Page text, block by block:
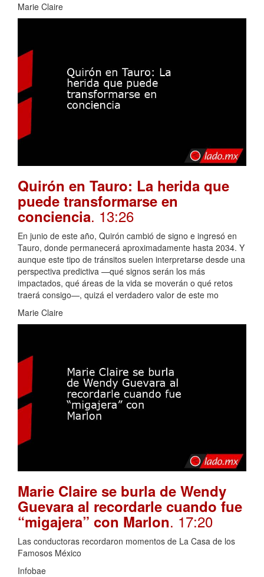
Marie Claire
Quirón en Tauro: La herida que
puede transformarse en
conciencia. 13:26
En junio de este año, Quirón cambió de signo e ingresó en
Tauro, donde permanecerá aproximadamente hasta 2034. Y
aunque este tipo de tránsitos suelen interpretarse desde una
perspectiva predictiva —qué signos serán los más
impactados, qué áreas de la vida se moverán o qué retos
traerá consigo—, quizá el verdadero valor de este mo
Marie Claire
Marie Claire se burla de Wendy
Guevara al recordarle cuando fue
“migajera” con Marlon. 17:20
Las conductoras recordaron momentos de La Casa de los
Famosos México
Infobae